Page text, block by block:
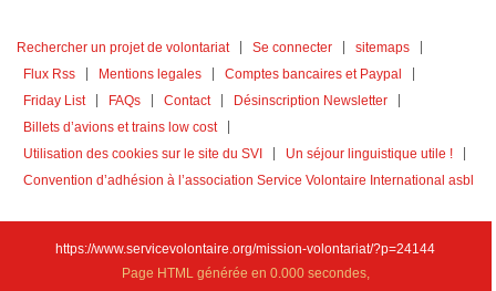
Rechercher un projet de volontariat Se connecter
sitemaps
Flux Rss
Mentions legales
Comptes bancaires et Paypal
Friday List
FAQs Contact
Désinscription Newsletter
Billets d’avions et trains low cost
Utilisation des cookies sur le site du SVI
Un séjour linguistique utile !
Convention d’adhésion à l’association Service Volontaire International asbl
https://www.servicevolontaire.org/mission-volontariat/?p=24144
Page HTML générée en 0.000 secondes,